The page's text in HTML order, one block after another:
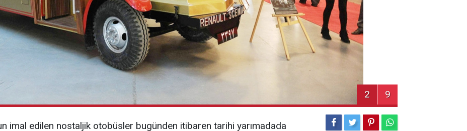
2 9
imal edilen nostaljik otobüsler bugünden itibaren tarihi yarımadada